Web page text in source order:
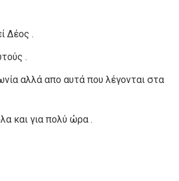
Δέος .
.
αλλά απο αυτά που λέγονται στα
και για πολύ ώρα .